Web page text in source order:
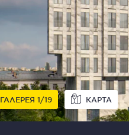
ГАЛЕРЕЯ 1 19 КАРТА